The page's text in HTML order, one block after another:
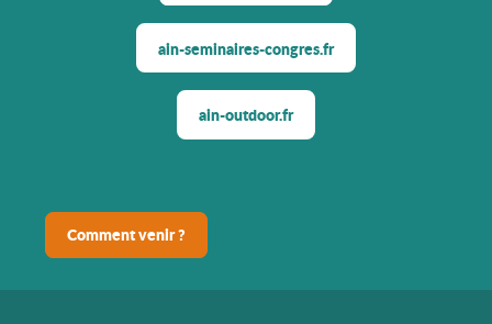
ain-seminaires-congres.fr
ain-outdoor.fr
Comment venir ?